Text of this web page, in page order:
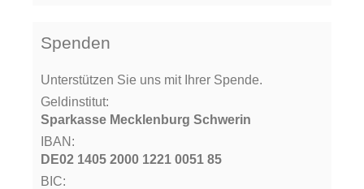
Spenden
Unterstützen Sie uns mit Ihrer Spende.
Geldinstitut:
Sparkasse Mecklenburg Schwerin
IBAN:
DE02 1405 2000 1221 0051 85
BIC: